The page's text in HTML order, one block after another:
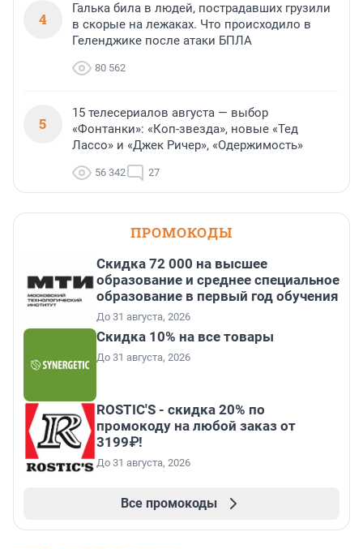
4
Галька била в людей, пострадавших грузили
в скорые на лежаках. Что происходило в
Геленджике после атаки БПЛА
80 562
5
15 телесериалов августа — выбор
«Фонтанки»: «Коп-звезда», новые «Тед
Лассо» и «Джек Ричер», «Одержимость»
56 342 27
ПРОМОКОДЫ
Скидка 72 000 на высшее
образование и среднее специальное
образование в первый год обучения
До 31 августа, 2026
Скидка 10% на все товары
До 31 августа, 2026
ROSTIC'S - скидка 20% по
промокоду на любой заказ от
3199₽!
До 31 августа, 2026
Все промокоды